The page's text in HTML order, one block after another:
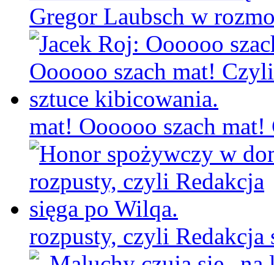
Gregor Laubsch w
mat! Oooooo szach
rozpusty, czyli Redakcja